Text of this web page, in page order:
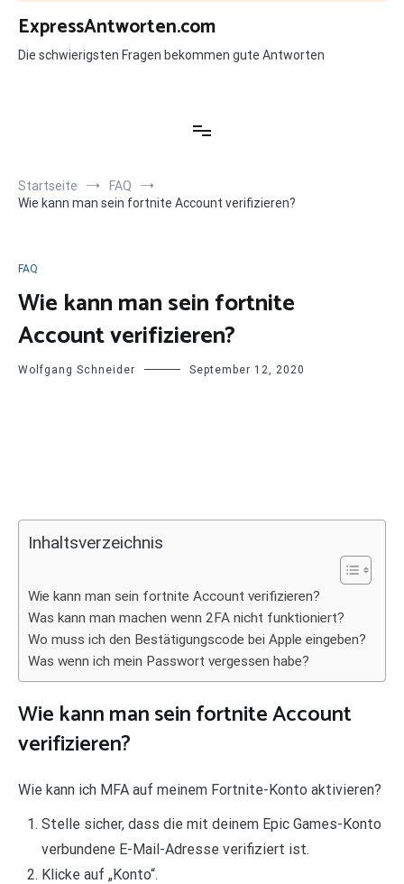
Zum
Inhalt
springen
ExpressAntworten.com
Die schwierigsten Fragen bekommen gute Antworten
Startseite
FAQ
Wie kann man sein fortnite Account verifizieren?
FAQ
Wie kann man sein fortnite
Account verifizieren?
Wolfgang Schneider September 12, 2020
Inhaltsverzeichnis
Wie kann man sein fortnite Account verifizieren?
Was kann man machen wenn 2FA nicht funktioniert?
Wo muss ich den Bestätigungscode bei Apple eingeben?
Was wenn ich mein Passwort vergessen habe?
Wie kann man sein fortnite Account
verifizieren?
Wie kann ich MFA auf meinem Fortnite-Konto aktivieren?
Stelle sicher, dass die mit deinem Epic Games-Konto
verbundene E-Mail-Adresse verifiziert ist.
Klicke auf „Konto“.